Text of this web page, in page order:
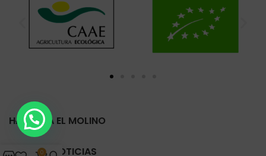
HARINERA EL MOLINO
ÚLTIMAS NOTICIAS
0